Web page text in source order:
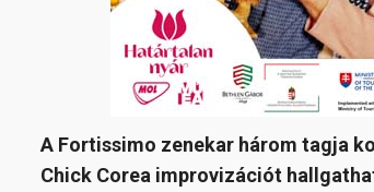
A Fortissimo zenekar három tagja
Chick Corea improvizációt